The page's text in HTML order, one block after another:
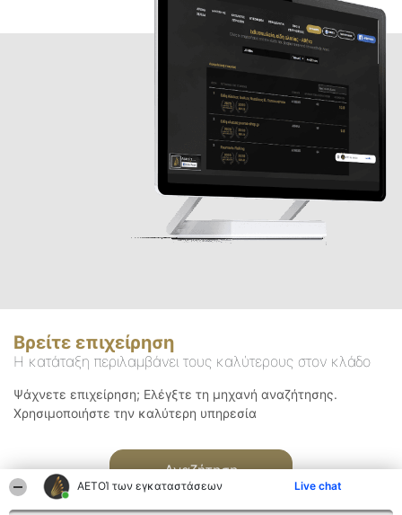
ΑΕΤΟΊ των εγκαταστάσεων Live chat
Βρείτε επιχείρηση
Η κατάταξη περιλαμβάνει τους καλύτερους στον κλάδο
Ψάχνετε επιχείρηση; Ελέγξτε τη μηχανή αναζήτησης.
Χρησιμοποιήστε την καλύτερη υπηρεσία
Αναζήτηση